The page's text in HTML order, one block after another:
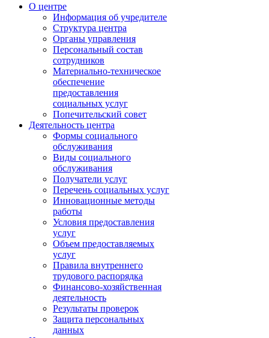
О центре
Информация об учредителе
Структура центра
Органы управления
Персональный состав
сотрудников
Материально-техническое
обеспечение
предоставления
социальных услуг
Попечительский совет
Деятельность центра
Формы социального
обслуживания
Виды социального
обслуживания
Получатели услуг
Перечень социальных услуг
Инновационные методы
работы
Условия предоставления
услуг
Объем предоставляемых
услуг
Правила внутреннего
трудового распорядка
Финансово-хозяйственная
деятельность
Результаты проверок
Защита персональных
данных